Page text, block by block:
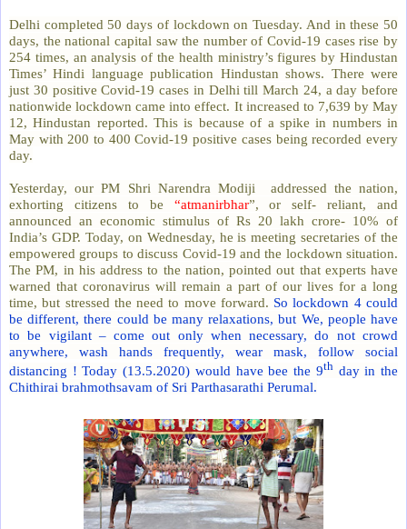
Delhi completed 50 days of lockdown on Tuesday. And in these 50
days, the national capital saw the number of Covid-19 cases rise by
254 times, an analysis of the health ministry’s figures by Hindustan
Times’ Hindi language publication Hindustan shows. There were
just 30 positive Covid-19 cases in Delhi till March 24, a day before
nationwide lockdown came into effect. It increased to 7,639 by May
12, Hindustan reported. This is because of a spike in numbers in
May with 200 to 400 Covid-19 positive cases being recorded every
day.
Yesterday, our PM Shri Narendra Modiji
addressed the nation,
exhorting citizens to be “atmanirbhar”, or self- reliant, and
announced an economic stimulus of Rs 20 lakh crore- 10% of
India’s GDP. Today, on Wednesday, he is meeting secretaries of the
empowered groups to discuss Covid-19 and the lockdown situation.
The PM, in his address to the nation, pointed out that experts have
warned that coronavirus will remain a part of our lives for a long
time, but stressed the need to move forward. So lockdown 4 could
be different, there could be many relaxations, but We, people have
to be vigilant – come out only when necessary, do not crowd
anywhere, wash hands frequently, wear mask, follow social
distancing ! Today (13.5.2020) would have bee the 9thday in the
Chithirai brahmothsavam of Sri Parthasarathi Perumal.